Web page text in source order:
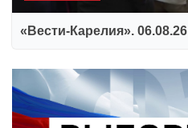
«Вести-Карелия». 06.08.26